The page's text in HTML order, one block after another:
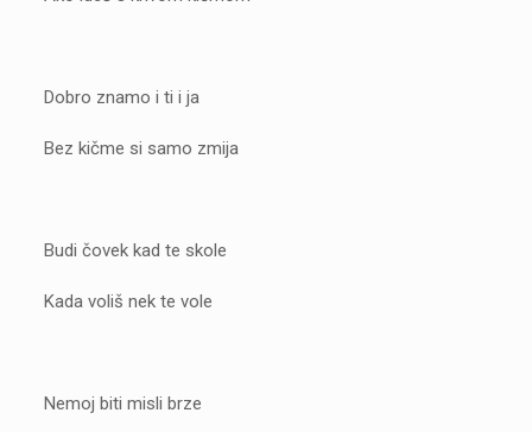
Dobro znamo i ti i ja
Bez kičme si samo zmija
Budi čovek kad te skole
Kada voliš nek te vole
Nemoj biti misli brze